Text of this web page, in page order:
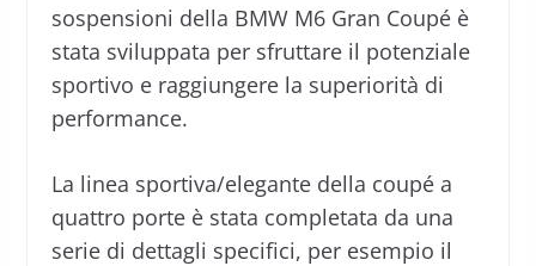
sospensioni della BMW M6 Gran Coupé è
stata sviluppata per sfruttare il potenziale
sportivo e raggiungere la superiorità di
performance.
La linea sportiva/elegante della coupé a
quattro porte è stata completata da una
serie di dettagli specifici, per esempio il